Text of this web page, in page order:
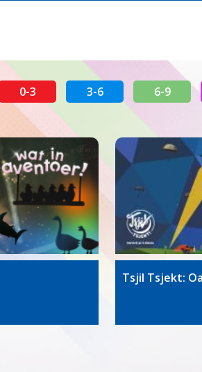
0-3 3-6 6-9
Tsjil Tsjekt: